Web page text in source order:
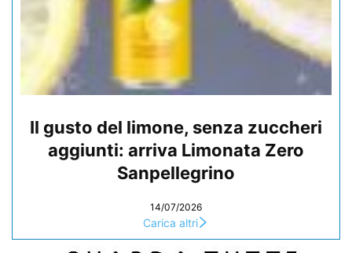
Il gusto del limone, senza zuccheri
aggiunti: arriva Limonata Zero
Sanpellegrino
14/07/2026
Carica altri